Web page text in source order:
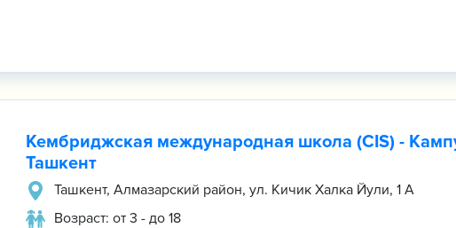
Кембриджская международная школа (CIS) -
Ташкент
Ташкент, Алмазарский район, ул. Кичик Халка Йули, 1 А
Возраст: от 3 - до 18